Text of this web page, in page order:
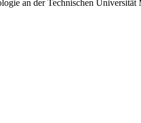
an der Technischen